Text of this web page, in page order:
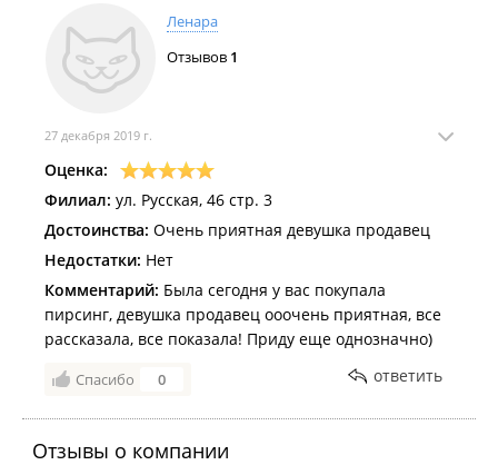
Ленара
Отзывов 1
27 декабря 2019 г.
Оценка:
Филиал: ул. Русская, 46 стр. 3
Достоинства: Очень приятная девушка продавец
Недостатки: Нет
Комментарий: Была сегодня у вас покупала
пирсинг, девушка продавец ооочень приятная, все
рассказала, все показала! Приду еще однозначно)
Спасибо 0 ответить
Отзывы о компании